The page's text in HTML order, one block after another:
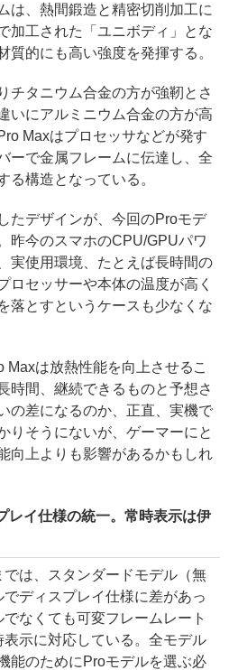
は、熱間鍛造と精密切削加工に
加工された「ユニボディ」とな
質的にも高い強度を発揮する。
タニウム合金の方が強靭とさ
いにアルミニウム合金の方が高
Maxはプロセッサなどが発す
ーで金属フレームに伝達し、全
る構造となっている。
たデザインが、今回のProモデ
昨今のスマホのCPU/GPUパワ
実使用環境、たとえば長時間の
ロセッサーや本体の温度が高く
落とすというケースも少なくな
は放熱性能を向上させるこ
時間、継続できるものと予想さ
の差になるのか、正直、実機で
りそうにないが、ゲーマーにと
向上よりも影響があるかもしれ
レイ仕様の統一。常時表示は伊
は、スタンダードモデル（無
ディスプレイ仕様に差があっ
なくても可変フレームレート
示に対応している。全モデル
能のためにProモデルを選ぶ必